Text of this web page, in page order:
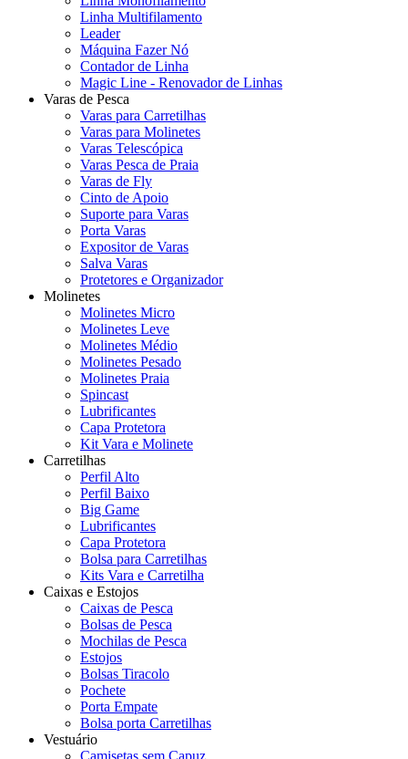
Linha Multifilamento
Leader
Máquina Fazer Nó
Contador de Linha
Magic Line - Renovador de Linhas
Varas de Pesca
Varas para Carretilhas
Varas para Molinetes
Varas Telescópica
Varas Pesca de Praia
Varas de Fly
Cinto de Apoio
Suporte para Varas
Porta Varas
Expositor de Varas
Salva Varas
Protetores e Organizador
Molinetes
Molinetes Micro
Molinetes Leve
Molinetes Médio
Molinetes Pesado
Molinetes Praia
Spincast
Lubrificantes
Capa Protetora
Kit Vara e Molinete
Carretilhas
Perfil Alto
Perfil Baixo
Big Game
Lubrificantes
Capa Protetora
Bolsa para Carretilhas
Kits Vara e Carretilha
Caixas e Estojos
Caixas de Pesca
Bolsas de Pesca
Mochilas de Pesca
Estojos
Bolsas Tiracolo
Pochete
Porta Empate
Bolsa porta Carretilhas
Vestuário
Camisetas sem Capuz